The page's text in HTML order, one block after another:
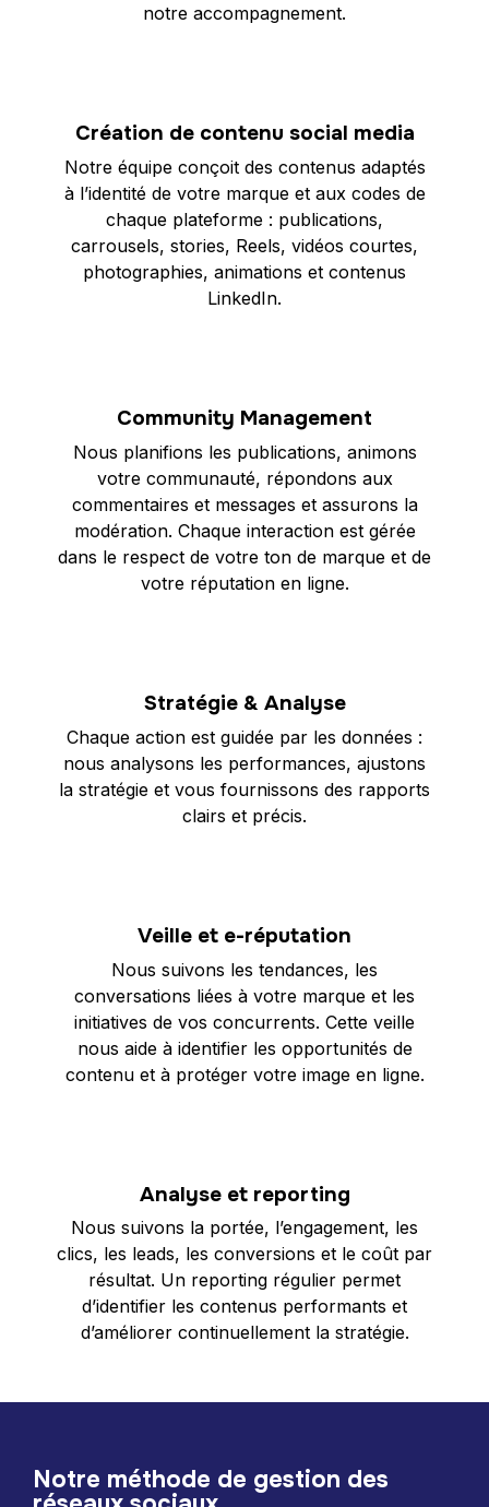
notre accompagnement.
Création de contenu social media
Notre équipe conçoit des contenus adaptés
à l’identité de votre marque et aux codes de
chaque plateforme : publications,
carrousels, stories, Reels, vidéos courtes,
photographies, animations et contenus
LinkedIn.
Community Management
Nous planifions les publications, animons
votre communauté, répondons aux
commentaires et messages et assurons la
modération. Chaque interaction est gérée
dans le respect de votre ton de marque et de
votre réputation en ligne.
Stratégie & Analyse
Chaque action est guidée par les données :
nous analysons les performances, ajustons
la stratégie et vous fournissons des rapports
clairs et précis.
Veille et e-réputation
Nous suivons les tendances, les
conversations liées à votre marque et les
initiatives de vos concurrents. Cette veille
nous aide à identifier les opportunités de
contenu et à protéger votre image en ligne.
Analyse et reporting
Nous suivons la portée, l’engagement, les
clics, les leads, les conversions et le coût par
résultat. Un reporting régulier permet
d’identifier les contenus performants et
d’améliorer continuellement la stratégie.
Notre méthode de gestion des